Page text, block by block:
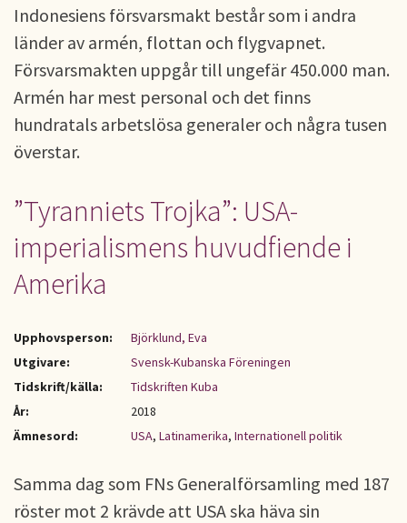
Indonesiens försvarsmakt består som i andra
länder av armén, flottan och flygvapnet.
Försvarsmakten uppgår till ungefär 450.000 man.
Armén har mest personal och det finns
hundratals arbetslösa generaler och några tusen
överstar.
”Tyranniets Trojka”: USA-
imperialismens huvudfiende i
Amerika
Upphovsperson:
Björklund, Eva
Utgivare:
Svensk-Kubanska Föreningen
Tidskrift/källa:
Tidskriften Kuba
År:
2018
Ämnesord:
USA, Latinamerika, Internationell politik
Samma dag som FNs Generalförsamling med 187
röster mot 2 krävde att USA ska häva sin